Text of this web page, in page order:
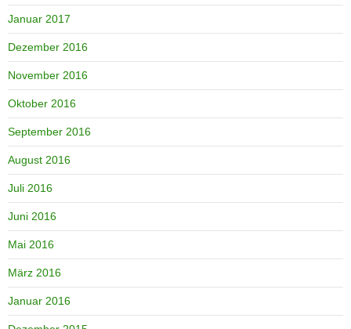
Januar 2017
Dezember 2016
November 2016
Oktober 2016
September 2016
August 2016
Juli 2016
Juni 2016
Mai 2016
März 2016
Januar 2016